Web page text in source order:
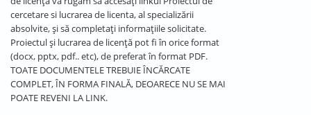
cercetare si lucrarea de licenta, al specializării
absolvite, și să completați informațiile solicitate.
Proiectul și lucrarea de licență pot fi în orice format
(docx, pptx, pdf.. etc), de preferat în format PDF.
TOATE DOCUMENTELE TREBUIE ÎNCĂRCATE
COMPLET, ÎN FORMA FINALĂ, DEOARECE NU SE MAI
POATE REVENI LA LINK.